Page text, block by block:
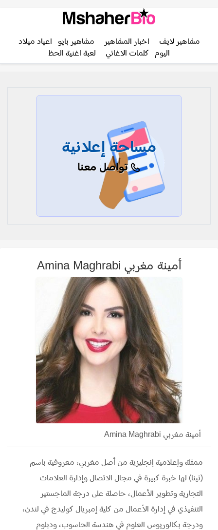
مشاهير لايف اخبار المشاهير مشاهير بايو
اعياد ميلاد
اليوم
كلمات الاغاني لعبة اغنية الحظ
مساحة إعلانية
تواصل معنا
أمينة مغربي Amina Maghrabi
أمينة مغربي Amina Maghrabi
ممثلة وإعلامية إنجليزية من أصل مغربي، معروفية باسم
(نينا) لها خبرة كبيرة في مجال الاتصال وإدارة العلامات
التجارية وتطوير الأعمال، حاصلة على درجة الماجستير
التنفيذي في إدارة الأعمال من كلية إمبريال كوليدج في لندن،
ودرجة بكالوريوس العلوم في هندسة الحاسوب، ودبلوم